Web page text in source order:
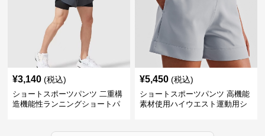
¥3,140 (税込)
ショートスポーツパンツ 二重構
造機能性ランニングショートパ
¥5,450 (税込)
ショートスポーツパンツ 高機能
素材使用ハイウエスト運動用シ